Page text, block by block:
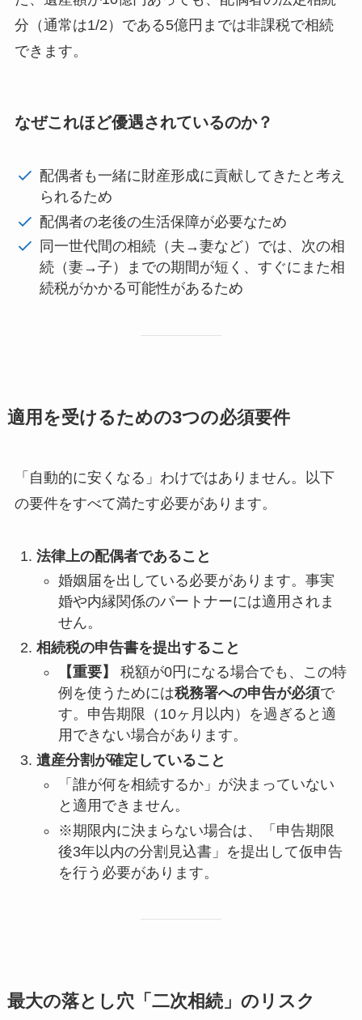
分（通常は1/2）である5億円までは非課税で相続
できます。
なぜこれほど優遇されているのか？
配偶者も一緒に財産形成に貢献してきたと考え
られるため
配偶者の老後の生活保障が必要なため
同一世代間の相続（夫→妻など）では、次の相
続（妻→子）までの期間が短く、すぐにまた相
続税がかかる可能性があるため
適用を受けるための3つの必須要件
「自動的に安くなる」わけではありません。以下
の要件をすべて満たす必要があります。
法律上の配偶者であること
婚姻届を出している必要があります。事実
婚や内縁関係のパートナーには適用されま
せん。
相続税の申告書を提出すること
【重要】
税額が0円になる場合でも、この特
例を使うためには税務署への申告が必須で
す。申告期限（10ヶ月以内）を過ぎると適
用できない場合があります。
遺産分割が確定していること
「誰が何を相続するか」が決まっていない
と適用できません。
※期限内に決まらない場合は、「申告期限
後3年以内の分割見込書」を提出して仮申告
を行う必要があります。
最大の落とし穴「二次相続」のリスク